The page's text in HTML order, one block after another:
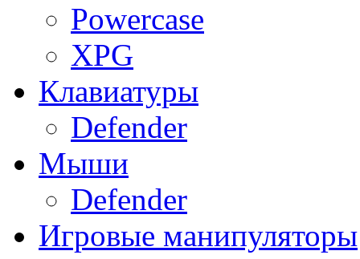
Powercase
XPG
Клавиатуры
Defender
Мыши
Defender
Игровые манипуляторы